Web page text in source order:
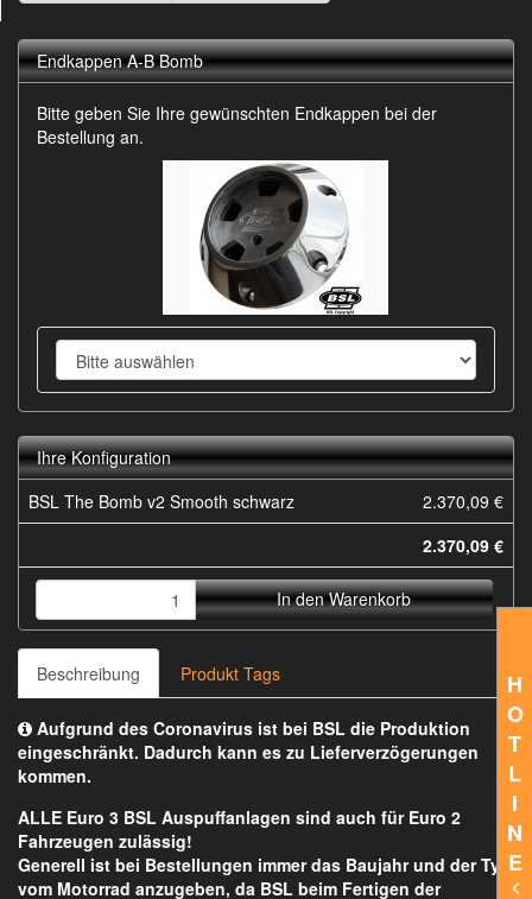
H
O
T
L
I
N
E
Endkappen A-B Bomb
Bitte geben Sie Ihre gewünschten Endkappen bei der
Bestellung an.
Ihre Konfiguration
BSL The Bomb v2 Smooth schwarz
2.370,09 €
2.370,09 €
In den Warenkorb
Beschreibung Produkt Tags
Aufgrund des Coronavirus ist bei BSL die Produktion
eingeschränkt. Dadurch kann es zu Lieferverzögerungen
kommen.
ALLE Euro 3 BSL Auspuffanlagen sind auch für Euro 2
Fahrzeugen zulässig!
Generell ist bei Bestellungen immer das Baujahr und der Typ
vom Motorrad anzugeben, da BSL beim Fertigen der